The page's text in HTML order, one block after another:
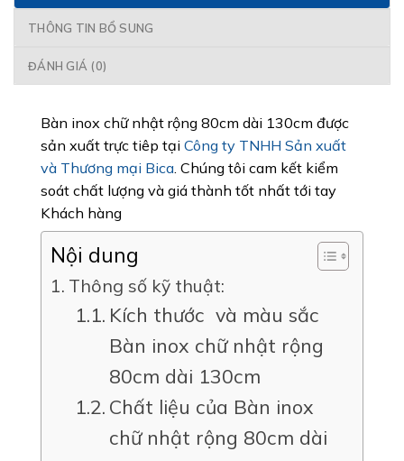
THÔNG TIN BỔ SUNG
ĐÁNH GIÁ (0)
Bàn inox chữ nhật rộng 80cm dài 130cm được
sản xuất trực tiêp tại Công ty TNHH Sản xuất
và Thương mại Bica . Chúng tôi cam kết kiểm
soát chất lượng và giá thành tốt nhất tới tay
Khách hàng
Nội dung
Thông số kỹ thuật:
Kích thước và màu sắc
Bàn inox chữ nhật rộng
80cm dài 130cm
Chất liệu của Bàn inox
chữ nhật rộng 80cm dài